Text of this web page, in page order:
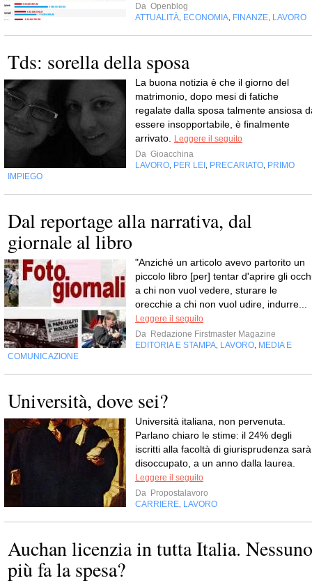
Da Openblog
ATTUALITÀ ECONOMIA FINANZE LAVORO
Tds: sorella della sposa
La buona notizia è che il giorno del
matrimonio, dopo mesi di fatiche
regalate dalla sposa talmente ansiosa
essere insopportabile, è finalmente
arrivato.
Leggere il seguito
Da Gioacchina
LAVORO PER LEI PRECARIATO PRIMO
IMPIEGO
Dal reportage alla narrativa, dal
giornale al libro
"Anziché un articolo avevo partorito un
piccolo libro [per] tentar d'aprire gli
a chi non vuol vedere, sturare le
orecchie a chi non vuol udire, indurre...
Leggere il seguito
Da Redazione Firstmaster Magazine
EDITORIA E STAMPA LAVORO MEDIA E
COMUNICAZIONE
Università, dove sei?
Università italiana, non pervenuta.
Parlano chiaro le stime: il 24% degli
iscritti alla facoltà di giurisprudenza sarà
disoccupato, a un anno dalla laurea.
Leggere il seguito
Da Propostalavoro
CARRIERE LAVORO
Auchan licenzia in tutta Italia. Nessuno
più fa la spesa?